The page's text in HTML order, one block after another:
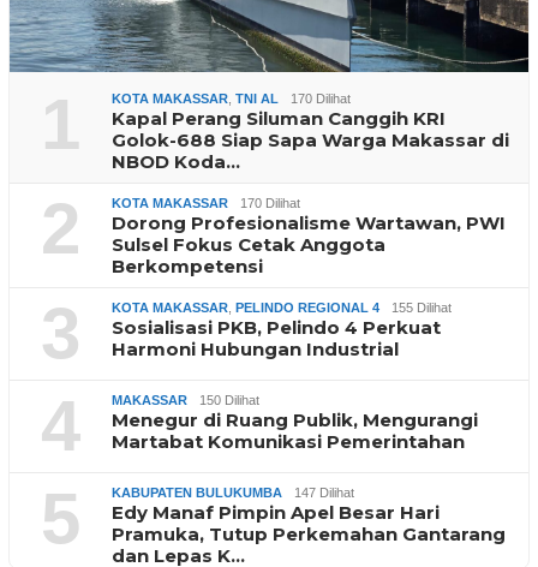
1 KOTA MAKASSAR TNI AL 170 Dilihat
Kapal Perang Siluman Canggih KRI
Golok-688 Siap Sapa Warga Makassar di
NBOD Koda…
2 KOTA MAKASSAR 170 Dilihat
Dorong Profesionalisme Wartawan, PWI
Sulsel Fokus Cetak Anggota
Berkompetensi
3 KOTA MAKASSAR PELINDO REGIONAL 4 155 Dilihat
Sosialisasi PKB, Pelindo 4 Perkuat
Harmoni Hubungan Industrial
4 MAKASSAR 150 Dilihat
Menegur di Ruang Publik, Mengurangi
Martabat Komunikasi Pemerintahan
5 KABUPATEN BULUKUMBA 147 Dilihat
Edy Manaf Pimpin Apel Besar Hari
Pramuka, Tutup Perkemahan Gantarang
dan Lepas K…